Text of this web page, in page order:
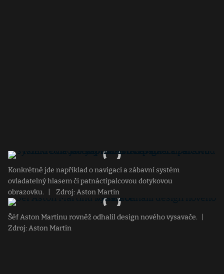
Konkrétně jde například o navigaci a zábavní systém
ovladatelný hlasem či patnáctipalcovou dotykovou
obrazovku.
Zdroj: Aston Martin
Šéf Aston Martinu rovněž odhalil design nového vysavače.
Zdroj: Aston Martin